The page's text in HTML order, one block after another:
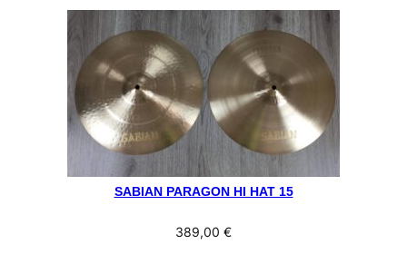
SABIAN PARAGON HI HAT 15
389,00 €